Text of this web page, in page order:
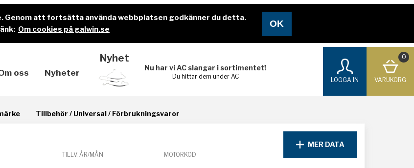
Genom att fortsätta använda webbplatsen godkänner du detta.
Om cookies på galwin.se
oss Nyheter
Nyhet
Nu har vi AC slangar i sortimentet!
Du hittar dem under AC
LOGGA IN
0
VARUKORG
Tillbehör / Universal / Förbrukningsvaror
TILLV. ÅR/MÅN MOTORKOD
MER DATA